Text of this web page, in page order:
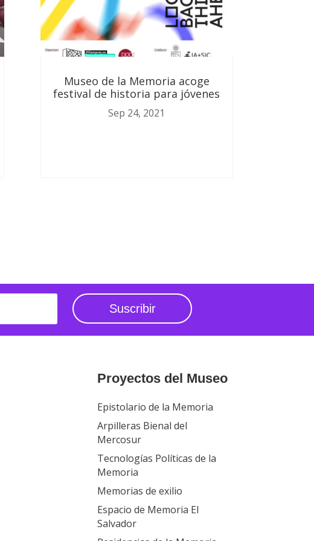
Museo de la Memoria acoge
festival de historia para jóvenes
Sep 24, 2021
Suscribir
Proyectos del Museo
Epistolario de la Memoria
Arpilleras Bienal del
Mercosur
Tecnologías Políticas de la
Memoria
Memorias de exilio
Espacio de Memoria El
Salvador